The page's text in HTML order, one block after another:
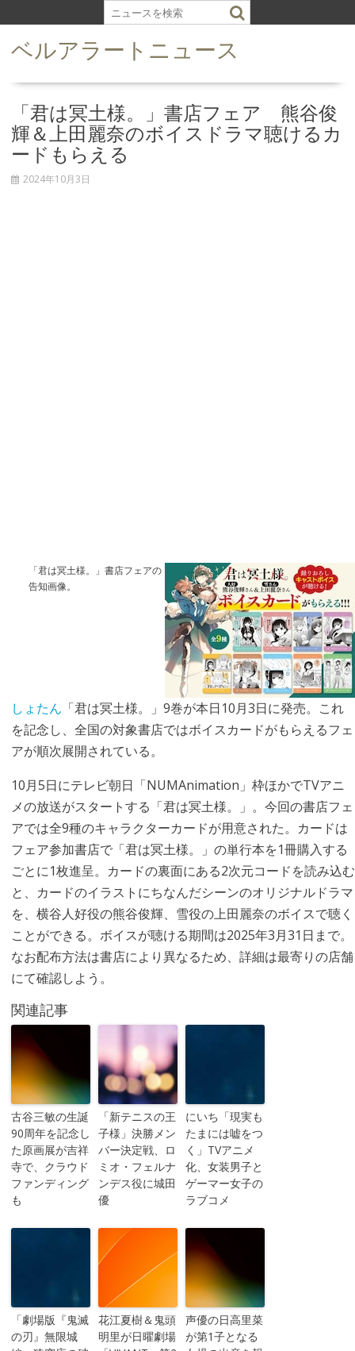
k
ベルアラートニュース
「君は冥土様。」書店フェア 熊谷俊
輝＆上田麗奈のボイスドラマ聴けるカ
ードもらえる
2024年10月3日
「君は冥土様。」書店フェアの
告知画像。
しょたん 「君は冥土様。
」9巻が本日10月3日に発売。これ
を記念し、全国の対象書店ではボイスカードがもらえるフェ
アが順次展開されている。
10月5日にテレビ朝日「NUMAnimation」枠ほかでTVアニ
メの放送がスタートする「君は冥土様。」。今回の書店フェ
アでは全9種のキャラクターカードが用意された。カードは
フェア参加書店で「君は冥土様。」の単行本を1冊購入する
ごとに1枚進呈。カードの裏面にある2次元コードを読み込む
と、カードのイラストにちなんだシーンのオリジナルドラマ
を、横谷人好役の熊谷俊輝、雪役の上田麗奈のボイスで聴く
ことができる。ボイスが聴ける期間は2025年3月31日まで。
なお配布方法は書店により異なるため、詳細は最寄りの店舗
にて確認しよう。
関連記事
古谷三敏の生誕
90周年を記念し
た原画展が吉祥
寺で、クラウド
ファンディング
も
「新テニスの王
子様」決勝メン
バー決定戦、ロ
ミオ・フェルナ
ンデス役に城田
優
にいち「現実も
たまには嘘をつ
く」TVアニメ
化、女装男子と
ゲーマー女子の
ラブコメ
「劇場版『鬼滅
の刃』無限城
花江夏樹＆鬼頭
明里が日曜劇場
声優の日高里菜
が第1子となる